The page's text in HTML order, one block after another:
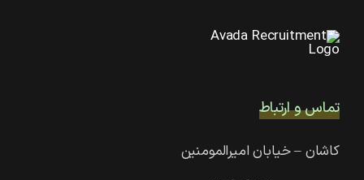
تماس و ارتباط
کاشان – خیابان امیرالمومنین